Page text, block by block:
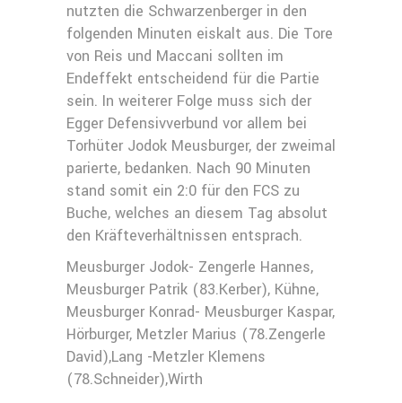
nutzten die Schwarzenberger in den
folgenden Minuten eiskalt aus. Die Tore
von Reis und Maccani sollten im
Endeffekt entscheidend für die Partie
sein. In weiterer Folge muss sich der
Egger Defensivverbund vor allem bei
Torhüter Jodok Meusburger, der zweimal
parierte, bedanken. Nach 90 Minuten
stand somit ein 2:0 für den FCS zu
Buche, welches an diesem Tag absolut
den Kräfteverhältnissen entsprach.
Meusburger Jodok- Zengerle Hannes,
Meusburger Patrik (83.Kerber), Kühne,
Meusburger Konrad- Meusburger Kaspar,
Hörburger, Metzler Marius (78.Zengerle
David),Lang -Metzler Klemens
(78.Schneider),Wirth